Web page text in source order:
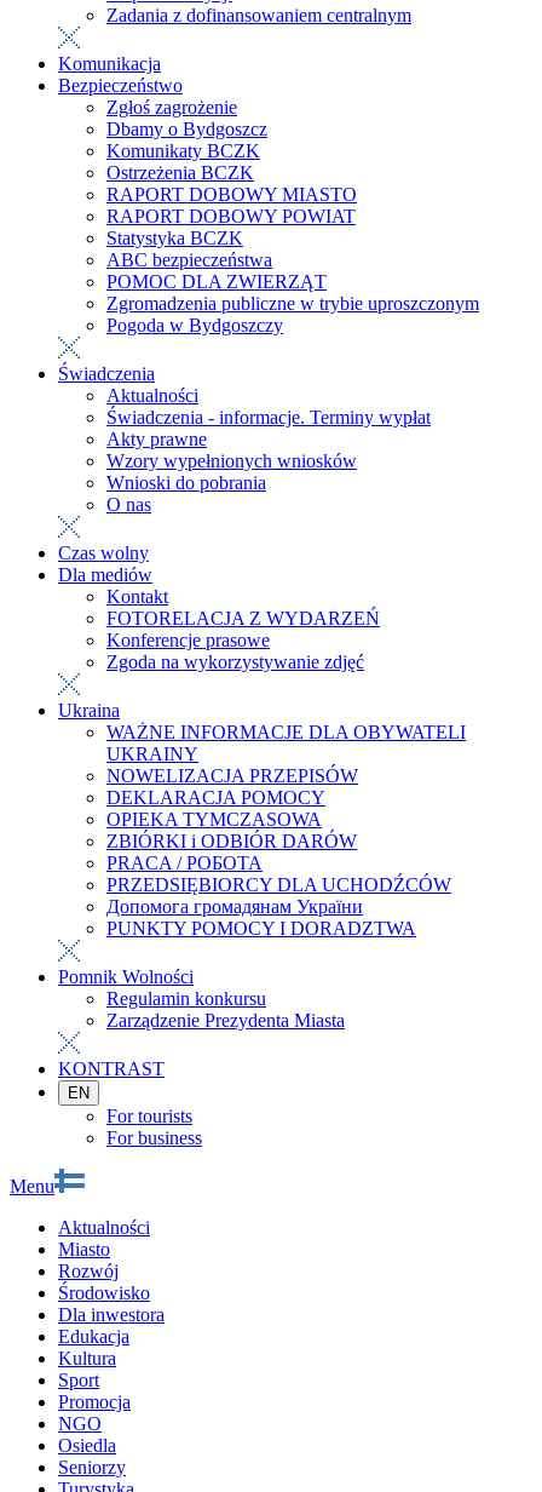
Zadania z dofinansowaniem centralnym
Komunikacja
Bezpieczeństwo
Zgłoś zagrożenie
Dbamy o Bydgoszcz
Komunikaty BCZK
Ostrzeżenia BCZK
RAPORT DOBOWY MIASTO
RAPORT DOBOWY POWIAT
Statystyka BCZK
ABC bezpieczeństwa
POMOC DLA ZWIERZĄT
Zgromadzenia publiczne w trybie uproszczonym
Pogoda w Bydgoszczy
Świadczenia
Aktualności
Świadczenia - informacje. Terminy wypłat
Akty prawne
Wzory wypełnionych wniosków
Wnioski do pobrania
O nas
Czas wolny
Dla mediów
Kontakt
FOTORELACJA Z WYDARZEŃ
Konferencje prasowe
Zgoda na wykorzystywanie zdjęć
Ukraina
WAŻNE INFORMACJE DLA OBYWATELI
UKRAINY
NOWELIZACJA PRZEPISÓW
DEKLARACJA POMOCY
OPIEKA TYMCZASOWA
ZBIÓRKI i ODBIÓR DARÓW
PRACA / РОБОТА
PRZEDSIĘBIORCY DLA UCHODŹCÓW
Допомога громадянам України
PUNKTY POMOCY I DORADZTWA
Pomnik Wolności
Regulamin konkursu
Zarządzenie Prezydenta Miasta
KONTRAST
EN
For tourists
For business
Menu
Aktualności
Miasto
Rozwój
Środowisko
Dla inwestora
Edukacja
Kultura
Sport
Promocja
NGO
Osiedla
Seniorzy